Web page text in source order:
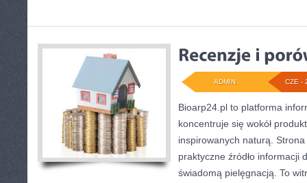
CZE -
ADMIN
Bioarp24.pl to platforma
koncentruje się wokół
inspirowanych naturą.
praktyczne źródło informacji
świadomą pielęgnacją. To